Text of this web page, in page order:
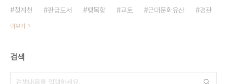
청계천
판금도서 팽목항 교토 근대문화유산 경관
더보기
검색